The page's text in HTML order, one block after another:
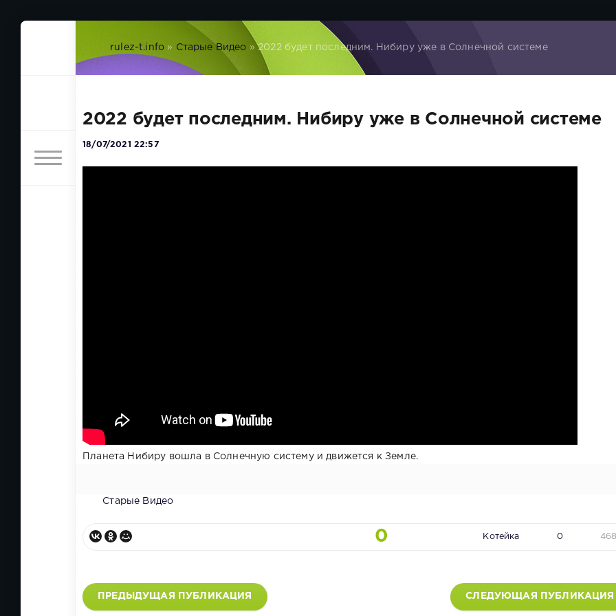
rulez-t.info » Старые Видео » 2022 будет последним. Нибиру уже в Солнечной системе
2022 будет последним. Нибиру уже в Солнечной системе
18/07/2021 22:57
Планета Нибиру вошла в Солнечную систему и движется к Земле.
Старые Видео
0 Котейка 0
ПРЕДЫДУЩАЯ ПУБЛИКАЦИЯ СЛЕДУЮЩАЯ ПУБЛИКАЦИЯ